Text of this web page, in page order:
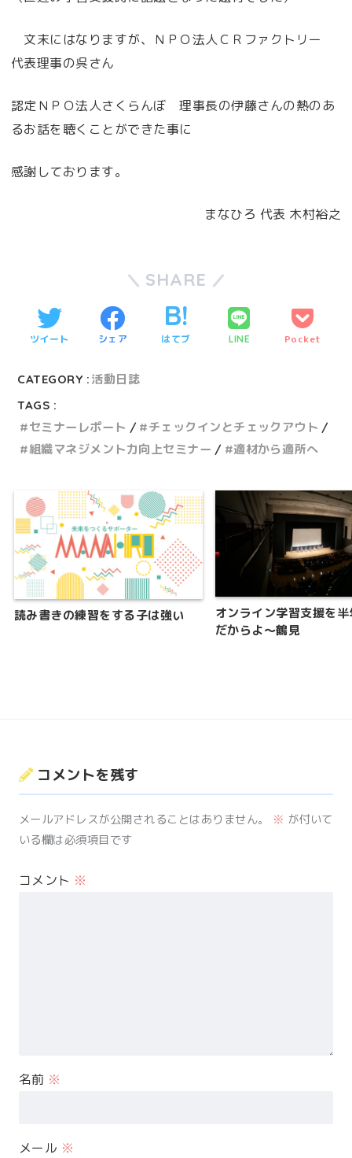
文末にはなりますが、ＮＰＯ法人ＣＲファクトリー
代表理事の呉さん
認定ＮＰＯ法人さくらんぼ 理事長の伊藤さんの熱のあ
るお話を聴くことができた事に
感謝しております。
まなひろ 代表 木村裕之
SHARE
ツイート シェア はてブ LINE Pocket
CATEGORY : 活動日誌
TAGS :
セミナーレポート
チェックインとチェックアウト
組織マネジメント力向上セミナー
適材から適所へ
読み書きの練習をする子は強い
オンライン学習支援を半
だからよ～鶴見
コメントを残す
メールアドレスが公開されることはありません。 ※ が付いて
いる欄は必須項目です
コメント ※
名前 ※
メール ※